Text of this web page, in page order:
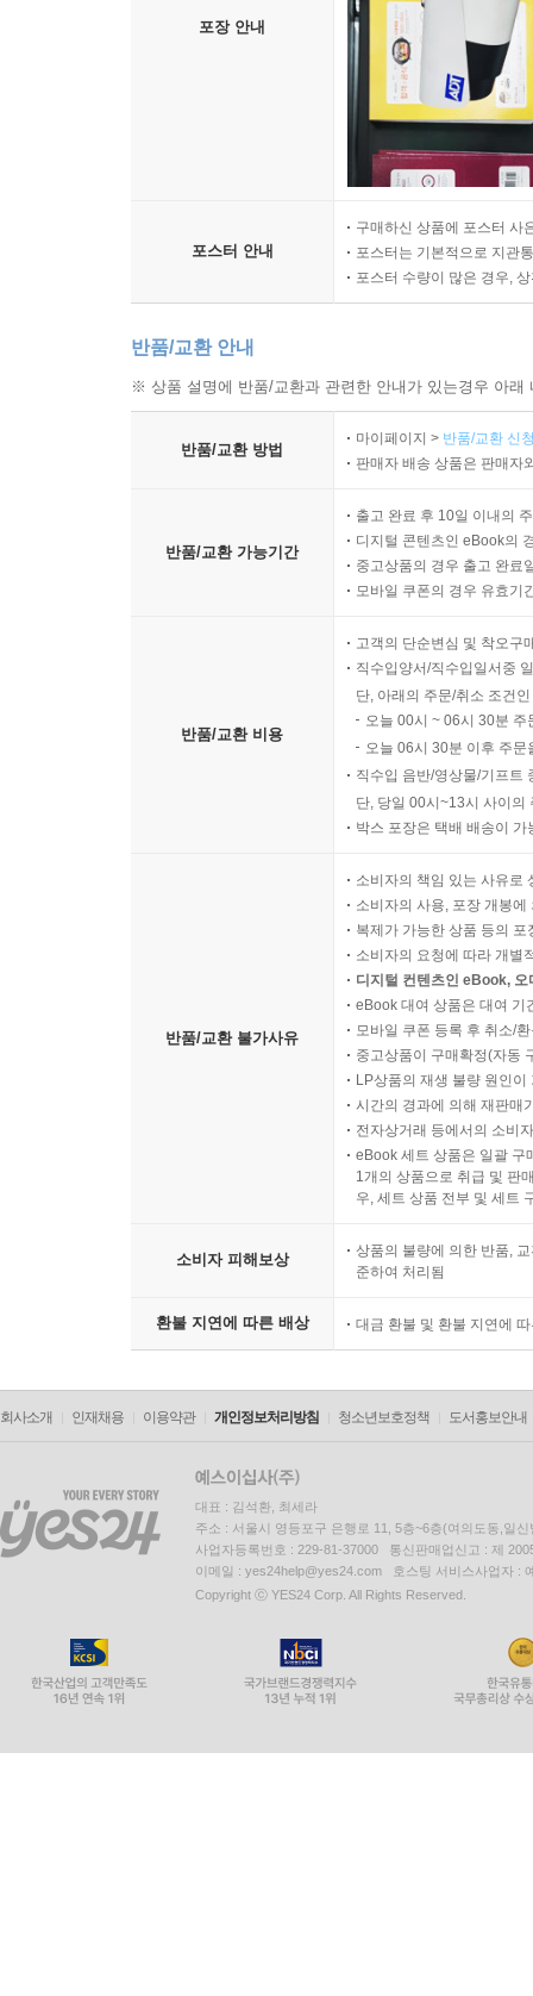
포장 안내
포스터 안내
구매하신 상품에 포스터 사
포스터는 기본적으로 지관
포스터 수량이 많은 경우,
반품/교환 안내
※ 상품 설명에 반품/교환과 관련한 안내가 있는경우 아
반품/교환 방법
마이페이지 > 반품/교환 신
판매자 배송 상품은 판매자
반품/교환 가능기간
출고 완료 후 10일 이내의
디지털 콘텐츠인 eBook의
중고상품의 경우 출고 완료
모바일 쿠폰의 경우 유효기
반품/교환 비용
고객의 단순변심 및 착오구
직수입양서/직수입일서중
단, 아래의 주문/취소 조건
오늘 00시 ~ 06시 30분
오늘 06시 30분 이후 주
직수입 음반/영상물/기프트
단, 당일 00시~13시 사이의
박스 포장은 택배 배송이
반품/교환 불가사유
소비자의 책임 있는 사유로
소비자의 사용, 포장 개봉
복제가 가능한 상품 등의
소비자의 요청에 따라 개별
디지털 컨텐츠인 eBook,
eBook 대여 상품은 대여 기
모바일 쿠폰 등록 후 취소/
중고상품이 구매확정(자동
LP상품의 재생 불량 원인
시간의 경과에 의해 재판매
전자상거래 등에서의 소비
eBook 세트 상품은 일괄 구
1개의 상품으로 취급 및 판
우, 세트 상품 전부 및 세트
소비자 피해보상
상품의 불량에 의한 반품,
준하여 처리됨
환불 지연에 따른 배상 대금 환불 및 환불 지연에
회사소개 인재채용 이용약관 개인정보처리방침 청소년보호정책 도서홍보안내
대표 : 김석환, 최세라
주소 : 서울시 영등포구 은행로 11, 5층~6층(여의도동,일신
사업자등록번호 : 229-81-37000 통신판매업신고 : 제
이메일 : yes24help@yes24.com 호스팅 서비스사업자 :
Copyright ⓒ YES24 Corp. All Rights Reserved.